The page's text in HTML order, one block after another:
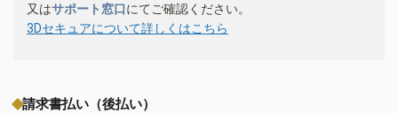
又はサポート窓口にてご確認ください。
3Dセキュアについて詳しくはこちら
請求書払い（後払い）